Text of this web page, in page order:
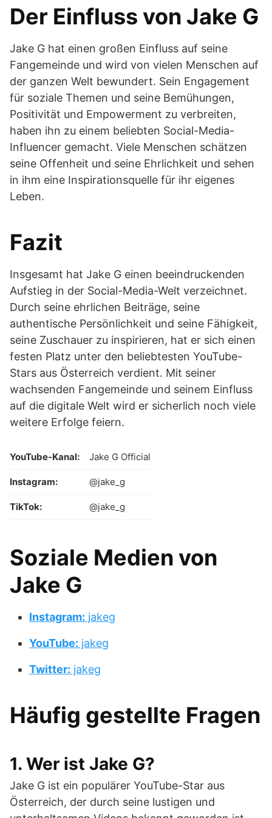
Der Einfluss von Jake G
Jake G hat einen großen Einfluss auf seine
Fangemeinde und wird von vielen Menschen auf
der ganzen Welt bewundert. Sein Engagement
für soziale Themen und seine Bemühungen,
Positivität und Empowerment zu verbreiten,
haben ihn zu einem beliebten Social-Media-
Influencer gemacht. Viele Menschen schätzen
seine Offenheit und seine Ehrlichkeit und sehen
in ihm eine Inspirationsquelle für ihr eigenes
Leben.
Fazit
Insgesamt hat Jake G einen beeindruckenden
Aufstieg in der Social-Media-Welt verzeichnet.
Durch seine ehrlichen Beiträge, seine
authentische Persönlichkeit und seine Fähigkeit,
seine Zuschauer zu inspirieren, hat er sich einen
festen Platz unter den beliebtesten YouTube-
Stars aus Österreich verdient. Mit seiner
wachsenden Fangemeinde und seinem Einfluss
auf die digitale Welt wird er sicherlich noch viele
weitere Erfolge feiern.
YouTube-Kanal: Jake G Official
Instagram: @jake_g
TikTok: @jake_g
Soziale Medien von
Jake G
Instagram: jakeg
YouTube: jakeg
Twitter: jakeg
Häufig gestellte Fragen
1. Wer ist Jake G?
Jake G ist ein populärer YouTube-Star aus
Österreich, der durch seine lustigen und